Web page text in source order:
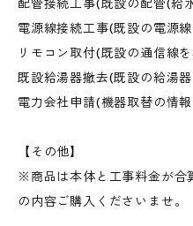
配管接続工事(既設の配管(給
電源線接続工事(既設の電源
リモコン取付(既設の通信線
既設給湯器撤去(既設の給湯
電力会社申請(機器取替の情
【その他】
※商品は本体と工事料金が合
の内容ご購入くださいませ。